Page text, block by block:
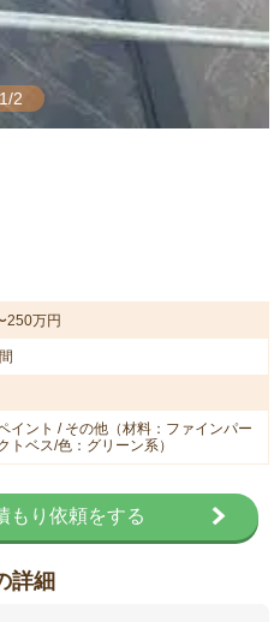
1/2
250万円
イント / その他（材料：ファインパー
トベス/色：グリーン系）
もり依頼をする
詳細